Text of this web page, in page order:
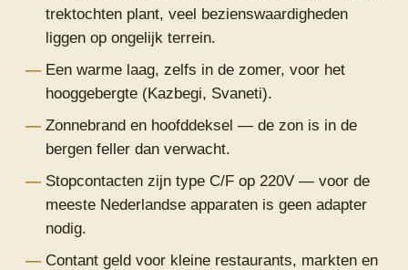
trektochten plant, veel bezienswaardigheden
liggen op ongelijk terrein.
Een warme laag, zelfs in de zomer, voor het
hooggebergte (Kazbegi, Svaneti).
Zonnebrand en hoofddeksel — de zon is in de
bergen feller dan verwacht.
Stopcontacten zijn type C/F op 220V — voor de
meeste Nederlandse apparaten is geen adapter
nodig.
Contant geld voor kleine restaurants, markten en